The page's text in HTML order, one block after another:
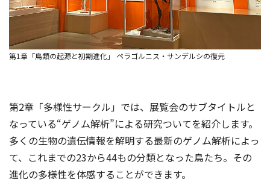
第1章「鳥類の起源と初期進化」 ペラゴルニス・サンデルシの復元
第2章「多様性サークル」では、展覧会のサブタイトルと
なっている“ゲノム解析”による研究ついてを紹介します。
多くの生物の遺伝情報を解明する最新のゲノム解析によっ
て、これまでの23から44もの分類となった鳥たち。その
進化の多様性を体感することができます。